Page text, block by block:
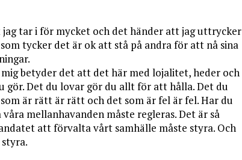
tar i för mycket och det händer att jag uttrycker
tycker det är ok att stå på andra för att nå sina
betyder det att det här med lojalitet, heder och
gör. Det du lovar gör du allt för att hålla. Det du
är rätt är rätt och det som är fel är fel. Har du
mellanhavanden måste regleras. Det är så
att förvalta vårt samhälle måste styra. Och